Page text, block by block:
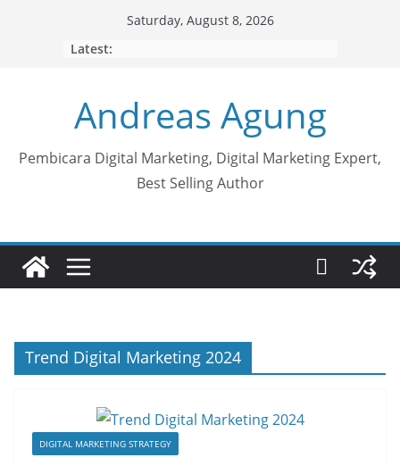
Saturday, August 8, 2026
Latest:
Andreas Agung
Pembicara Digital Marketing, Digital Marketing Expert,
Best Selling Author
Trend Digital Marketing 2024
DIGITAL MARKETING STRATEGY